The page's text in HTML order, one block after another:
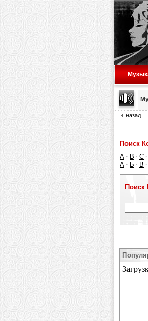
назад
Поиск
A · B · C ·
А · Б · В ·
Поиск